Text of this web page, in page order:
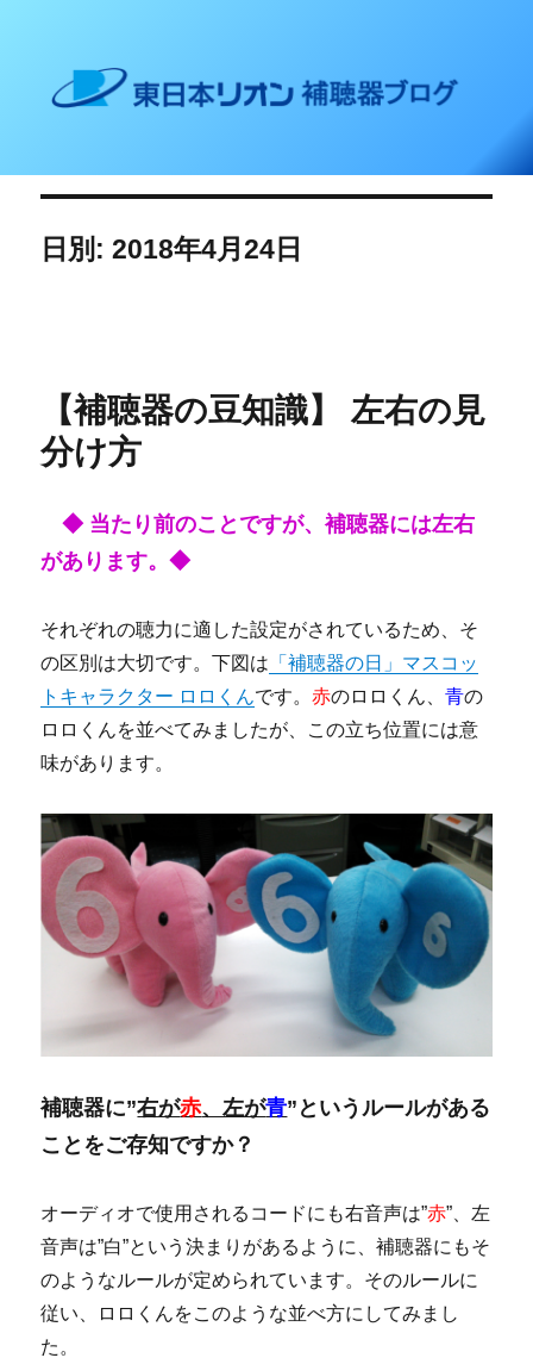
東日本リオン 補聴器ブログ
日別: 2018年4月24日
【補聴器の豆知識】 左右の見
分け方
◆ 当たり前のことですが、補聴器には左右
があります。◆
それぞれの聴力に適した設定がされているため、そ
の区別は大切です。下図は 「補聴器の日」マスコッ
トキャラクター ロロくんです。赤のロロくん、青の
ロロくんを並べてみましたが、この立ち位置には意
味があります。
補聴器に”右が赤、左が青”というルールがある
ことをご存知ですか？
オーディオで使用されるコードにも右音声は”赤”、左
音声は”白”という決まりがあるように、補聴器にもそ
のようなルールが定められています。そのルールに
従い、ロロくんをこのような並べ方にしてみまし
た。